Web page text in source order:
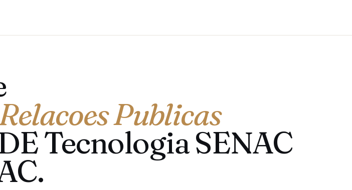
Publicas
Tecnologia SENAC